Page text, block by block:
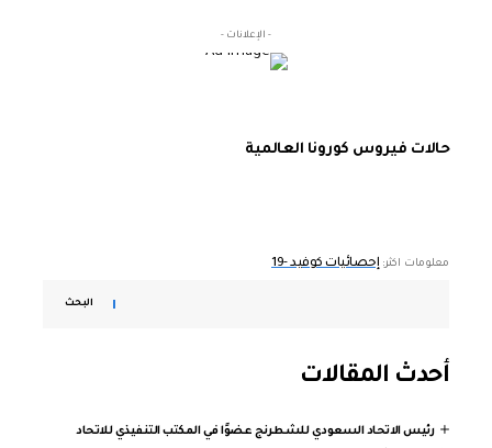
- الإعلانات -
حالات فيروس كورونا العالمية
معلومات اكثر: إحصائيات كوفيد -19
البحث
أحدث المقالات
رئيس الاتحاد السعودي للشطرنج عضوًا في المكتب التنفيذي للاتحاد